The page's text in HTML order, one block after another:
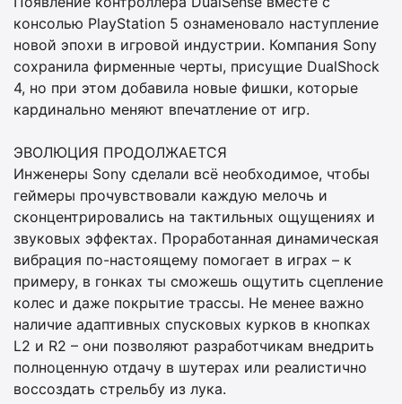
консолью PlayStation 5 ознаменовало наступление
новой эпохи в игровой индустрии. Компания Sony
сохранила фирменные черты, присущие DualShock
4, но при этом добавила новые фишки, которые
кардинально меняют впечатление от игр.
ЭВОЛЮЦИЯ ПРОДОЛЖАЕТСЯ
Инженеры Sony сделали всё необходимое, чтобы
геймеры прочувствовали каждую мелочь и
сконцентрировались на тактильных ощущениях и
звуковых эффектах. Проработанная динамическая
вибрация по-настоящему помогает в играх – к
примеру, в гонках ты сможешь ощутить сцепление
колес и даже покрытие трассы. Не менее важно
наличие адаптивных спусковых курков в кнопках
L2 и R2 – они позволяют разработчикам внедрить
полноценную отдачу в шутерах или реалистично
воссоздать стрельбу из лука.